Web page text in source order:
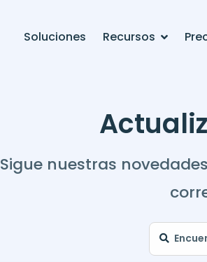
Soluciones Recursos
Sigue nuestras